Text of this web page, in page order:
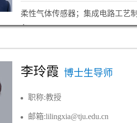
柔性气体传感器；集成电路工艺制
备
李玲霞 博士生导师
职称:教授
邮箱:lilingxia@tju.edu.cn